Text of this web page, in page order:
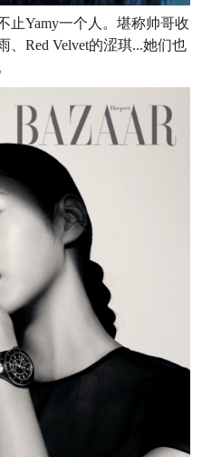
止Yamy一个人。堪称帅哥收
、Red Velvet的涩琪...她们也